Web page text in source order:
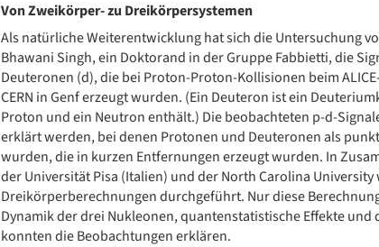
Von Zweikörper- zu Dreikörpersystemen
Als natürliche Weiterentwicklung hat sich die Untersuchung
Bhawani Singh, ein Doktorand in der Gruppe Fabbietti, die
Deuteronen (d), die bei Proton-Proton-Kollisionen beim
CERN in Genf erzeugt wurden. (Ein Deuteron ist ein
Proton und ein Neutron enthält.) Die beobachteten p-d-
erklärt werden, bei denen Protonen und Deuteronen als
wurden, die in kurzen Entfernungen erzeugt wurden. In
der Universität Pisa (Italien) und der North Carolina
Dreikörperberechnungen durchgeführt. Nur diese
Dynamik der drei Nukleonen, quantenstatistische Effekte
konnten die Beobachtungen erklären.